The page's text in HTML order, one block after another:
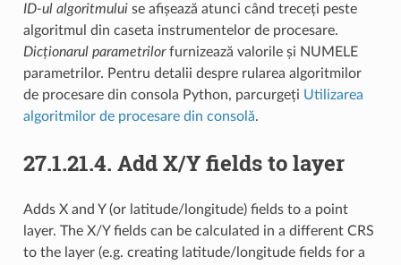
ID-ul algoritmuluise afișează atunci când treceți peste
algoritmul din caseta instrumentelor de procesare.
Dicționarul parametrilorfurnizează valorile și NUMELE
parametrilor. Pentru detalii despre rularea algoritmilor
de procesare din consola Python, parcurgeți Utilizarea
algoritmilor de procesare din consolă.
27.1.21.4. Add X/Y fields to layer
Adds X and Y (or latitude/longitude) fields to a point
layer. The X/Y fields can be calculated in a different CRS
to the layer (e.g. creating latitude/longitude fields for a